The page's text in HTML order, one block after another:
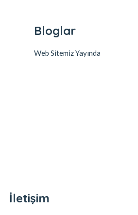
Bloglar
Web Sitemiz Yayında
İletişim